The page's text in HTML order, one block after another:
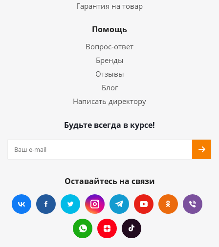
Гарантия на товар
Помощь
Вопрос-ответ
Бренды
Отзывы
Блог
Написать директору
Будьте всегда в курсе!
Оставайтесь на связи